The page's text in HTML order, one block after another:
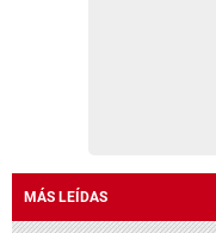
MÁS LEÍDAS